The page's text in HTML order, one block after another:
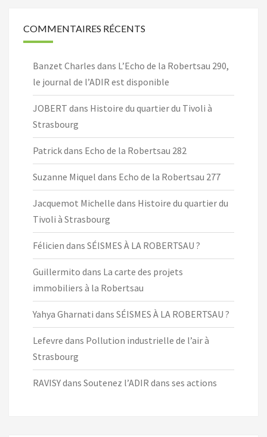
COMMENTAIRES RÉCENTS
Banzet Charles dans L’Echo de la Robertsau 290,
le journal de l’ADIR est disponible
JOBERT dans Histoire du quartier du Tivoli à
Strasbourg
Patrickdans Echo de la Robertsau 282
Suzanne Miquel dans Echo de la Robertsau 277
Jacquemot Michelle dans Histoire du quartier du
Tivoli à Strasbourg
Félicien dans SÉISMES À LA ROBERTSAU ?
Guillermito dans La carte des projets
immobiliers à la Robertsau
Yahya Gharnati dans SÉISMES À LA ROBERTSAU ?
Lefevre dans Pollution industrielle de l’air à
Strasbourg
RAVISYdans Soutenez l’ADIR dans ses actions